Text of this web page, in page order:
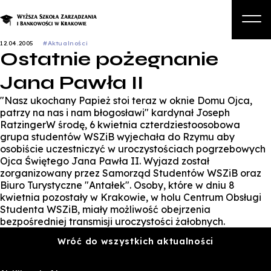
Studia podyplomowe i kursy
Kandydat
Student
Zapisz się na studia
12.04.2005 #Aktualności
Ostatnie pożegnanie
Jana Pawła II
"Nasz ukochany Papież stoi teraz w oknie Domu Ojca,
patrzy na nas i nam błogosławi" kardynał Joseph
RatzingerW środę, 6 kwietnia czterdziestoosobowa
grupa studentów WSZiB wyjechała do Rzymu aby
osobiście uczestniczyć w uroczystościach pogrzebowych
Ojca Świętego Jana Pawła II. Wyjazd został
zorganizowany przez Samorząd Studentów WSZiB oraz
Biuro Turystyczne "Antałek". Osoby, które w dniu 8
kwietnia pozostały w Krakowie, w holu Centrum Obsługi
Studenta WSZiB, miały możliwość obejrzenia
bezpośredniej transmisji uroczystości żałobnych.
Wróć do wszystkich aktualności